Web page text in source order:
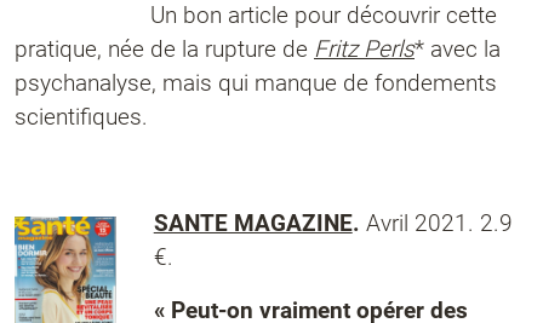
Un bon article pour découvrir cette
pratique, née de la rupture de Fritz Perls* avec la
psychanalyse, mais qui manque de fondements
scientifiques.
SANTE MAGAZINE. Avril 2021. 2.9
€.
« Peut-on vraiment opérer des